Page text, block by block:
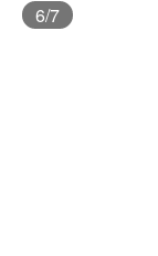
6/7